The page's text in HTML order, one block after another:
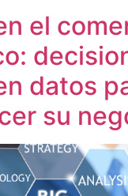
el
datos
su